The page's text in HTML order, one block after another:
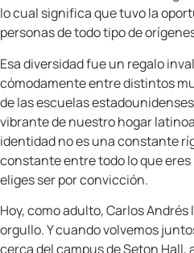
Carlos Andrés me
de lo que él mismo
cuando yo estudiaba en
pasillos mientras yo
casos complejos, pasando
llena de energía y
recibió a él también, con
callejera, sus murales de
El día de mi graduación de